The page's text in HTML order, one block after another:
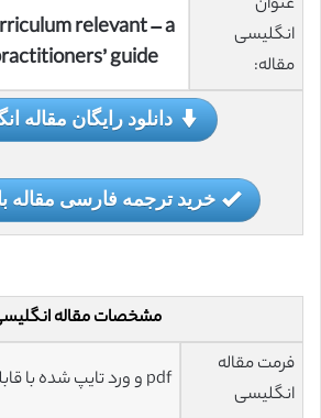
انگلیسی
مقاله:
relevant – a
guide
دانلود رایگان مقاله
خرید ترجمه فارسی مقاله
مشخصات مقاله
فرمت مقاله
انگلیسی
pdf و ورد تایپ شده با قابلیت ویرایش